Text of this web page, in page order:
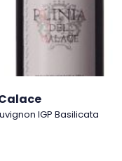
IGP Basilicata